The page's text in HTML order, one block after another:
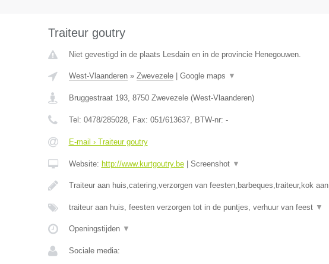
Traiteur goutry
Niet gevestigd in de plaats Lesdain en in de provincie Henegouwen.
West-Vlaanderen» Zwevezele| Google maps ▼
Bruggestraat 193, 8750 Zwevezele(West-Vlaanderen)
Tel: 0478/285028, Fax: 051/613637, BTW-nr: -
E-mail › Traiteur goutry
Website: http://www.kurtgoutry.be| Screenshot ▼
Traiteur aan huis,catering,verzorgen van feesten,barbeques,traiteur,kok aan
traiteur aan huis, feesten verzorgen tot in de puntjes, verhuur van feest ▼
Openingstijden ▼
Sociale media: